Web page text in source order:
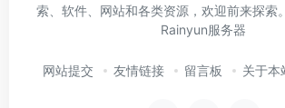
索、软件、网站和各类资源，欢迎前来探索
Rainyun服务器
网站提交 友情链接 留言板 关于本